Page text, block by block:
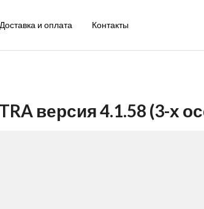
Доставка и оплата Контакты
версия 4.1.58 (3-х